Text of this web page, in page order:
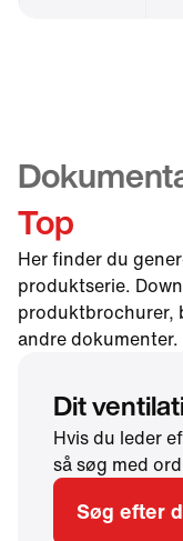
Top
Her finder du
produktserie.
produktbrochurer,
andre dokumenter.
Dit
Hvis du leder
så søg med
Søg efter